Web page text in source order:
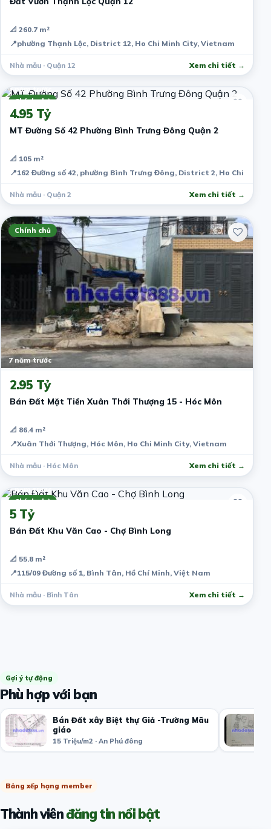
📐 260.7 m²
📍phường Thạnh Lộc, District 12, Ho Chi Minh City, Vietnam
Nhà mẫu · Quận 12 Xem chi tiết →
Chính chủ
7 năm trước
4.95 Tỷ
MT Đường Số 42 Phường Bình Trưng Đông Quận 2
📐 105 m²
📍162 Đường số 42, phường Bình Trưng Đông, District 2, Ho Chi Minh
Nhà mẫu · Quận 2 Xem chi tiết →
Chính chủ
7 năm trước
2.95 Tỷ
Bán Đất Mặt Tiền Xuân Thới Thượng 15 - Hóc Môn
📐 86.4 m²
📍Xuân Thới Thượng, Hóc Môn, Ho Chi Minh City, Vietnam
Nhà mẫu · Hóc Môn Xem chi tiết →
Chính chủ
7 năm trước
5 Tỷ
Bán Đất Khu Văn Cao - Chợ Bình Long
📐 55.8 m²
📍115/09 Đường số 1, Bình Tân, Hồ Chí Minh, Việt Nam
Nhà mẫu · Bình Tân Xem chi tiết →
Gợi ý tự động
Phù hợp với bạn
Bán Đất xây Biệt thự Giả -Trường Mãu
giáo
15 Triệu/m2 · An Phú đông
Bảng xếp hạng member
Thành viênđăng tin nổi bật